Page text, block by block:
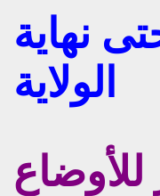
نهاية
الولاية